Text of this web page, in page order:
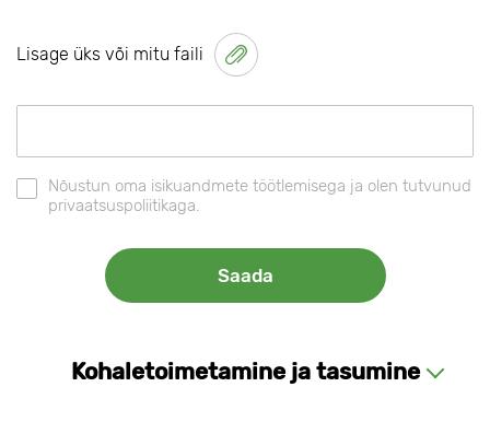
Lisage üks või mitu faili
Nõustun oma isikuandmete töötlemisega ja olen tutvunud
privaatsuspoliitikaga.
Kohaletoimetamine ja tasumine